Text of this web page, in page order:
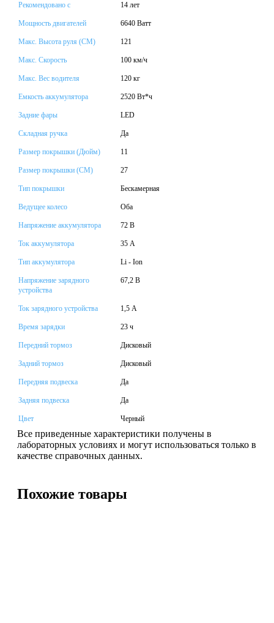
Рекомендовано с 14 лет
Мощность двигателей 6640 Ватт
Макс. Высота руля (СМ) 121
Макс. Скорость 100 км/ч
Макс. Вес водителя 120 кг
Емкость аккумулятора 2520 Вт*ч
Задние фары LED
Складная ручка Да
Размер покрышки (Дюйм) 11
Размер покрышки (СМ) 27
Тип покрышки Бескамерная
Ведущее колесо Оба
Напряжение аккумулятора 72 В
Ток аккумулятора 35 А
Тип аккумулятора Li - Ion
Напряжение зарядного
устройства
67,2 В
Ток зарядного устройства 1,5 А
Время зарядки 23 ч
Передний тормоз Дисковый
Задний тормоз Дисковый
Передняя подвеска Да
Задняя подвеска Да
Цвет Черный
Все приведенные характеристики получены в
лабораторных условиях и могут использоваться только в
качестве справочных данных.
Похожие товары